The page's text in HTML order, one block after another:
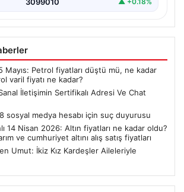
Mayıs: Petrol fiyatları düştü mü, ne kadar
varil fiyatı ne kadar?
İletişimin Sertifikalı Adresi Ve Chat
sosyal medya hesabı için suç duyurusu
14 Nisan 2026: Altın fiyatları ne kadar oldu?
ve cumhuriyet altını alış satış fiyatları
Umut: İkiz Kız Kardeşler Aileleriyle